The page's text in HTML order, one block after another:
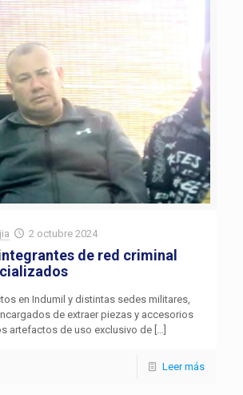
2 octubre 2024
de red criminal
en Indumil y distintas sedes militares,
de extraer piezas y accesorios
artefactos de uso exclusivo de
Leer más